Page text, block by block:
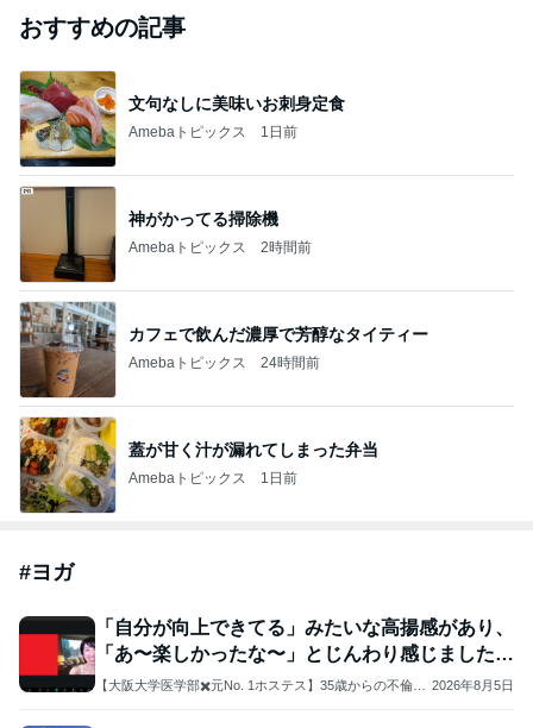
おすすめの記事
文句なしに美味いお刺身定食
Amebaトピックス 1日前
神がかってる掃除機
Amebaトピックス 2時間前
カフェで飲んだ濃厚で芳醇なタイティー
Amebaトピックス 24時間前
蓋が甘く汁が漏れてしまった弁当
Amebaトピックス 1日前
#ヨガ
「自分が向上できてる」みたいな高揚感があり、
「あ〜楽しかったな〜」とじんわり感じました～
ご感想
【大阪大学医学部✖️元No. 1ホステス】35歳からの不倫恋
2026年8月5日